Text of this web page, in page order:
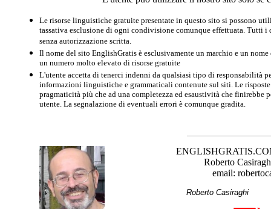
Le risorse linguistiche gratuite presentate in questo sito si possono
tassativa esclusione di ogni condivisione comunque effettuata. Tutti
senza autorizzazione scritta.
Il nome del sito EnglishGratis è esclusivamente un marchio e un
un numero molto elevato di risorse gratuite
L'utente accetta di tenerci indenni da qualsiasi tipo di responsabilità
informazioni linguistiche e grammaticali contenute sul siti. Le
pragmaticità più che ad una completezza ed esaustività che finirebbe
utente. La segnalazione di eventuali errori è comunque gradita.
Roberto
email:
Roberto